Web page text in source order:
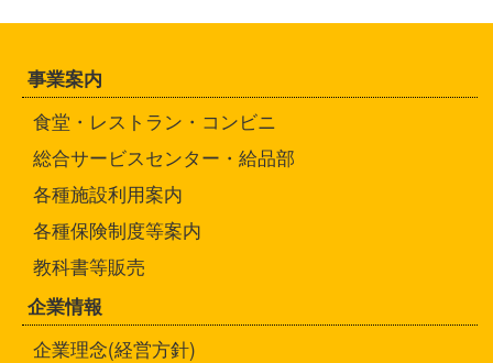
事業案内
食堂・レストラン・コンビニ
総合サービスセンター・給品部
各種施設利用案内
各種保険制度等案内
教科書等販売
企業情報
企業理念(経営方針)